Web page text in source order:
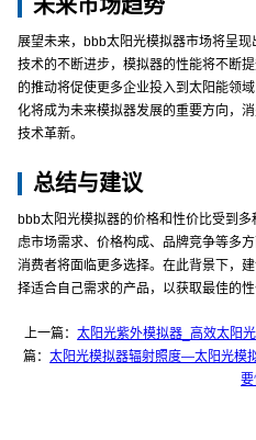
未来市场趋势
展望未来，bbb太阳光模拟器市场将呈
技术的不断进步，模拟器的性能将不断
的推动将促使更多企业投入到太阳能领
化将成为未来模拟器发展的重要方向，
技术革新。
总结与建议
bbb太阳光模拟器的价格和性价比受到
虑市场需求、价格构成、品牌竞争等多
消费者将面临更多选择。在此背景下，
择适合自己需求的产品，以获取最佳的性
上一篇：太阳光紫外模拟器_高效太阳
篇：太阳光模拟器辐射照度—太阳光模
要